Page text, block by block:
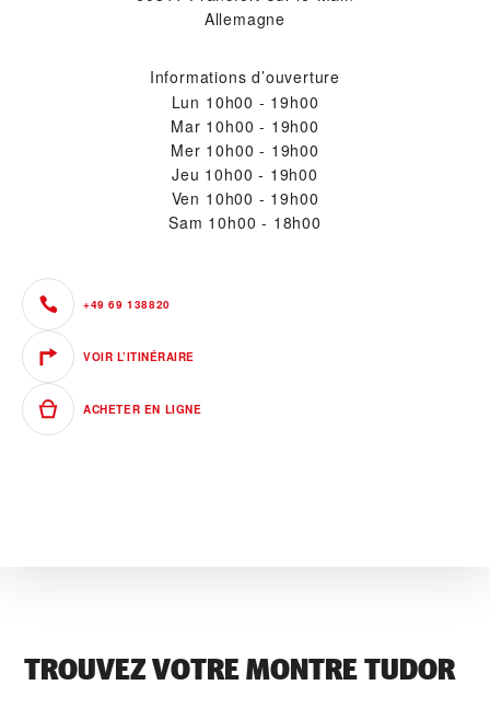
Allemagne
Informations d’ouverture
Lun 10h00 - 19h00
Mar 10h00 - 19h00
Mer 10h00 - 19h00
Jeu 10h00 - 19h00
Ven 10h00 - 19h00
Sam 10h00 - 18h00
+49 69 138820
VOIR L’ITINÉRAIRE
ACHETER EN LIGNE
TROUVEZ VOTRE MONTRE TUDOR